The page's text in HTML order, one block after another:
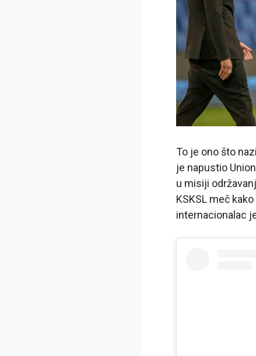
To je ono što
je napustio
u misiji
KSKSL meč
internacionalac